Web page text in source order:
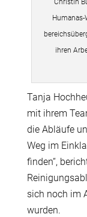
Christin
ihren
Tanja
mit ihrem
die Abläufe
Weg im
finden“,
sich noch im
wurden.